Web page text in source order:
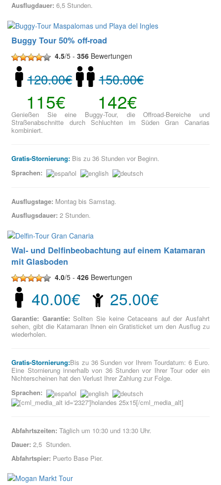
Ausflugdauer: 6,5 Stunden.
Buggy Tour 50% off-road
4.5/5 -356 Bewertungen
120.00€
115€
150.00€
142€
Genießen Sie eine Buggy-Tour, die Offroad-Bereiche und
Straßenabschnitte durch Schluchten im Süden Gran Canarias
kombiniert.
Gratis-Stornierung: Bis zu 36 Stunden vor Beginn.
Sprachen:
Ausflugstage: Montag bis Samstag.
Ausflugsdauer: 2 Stunden.
Wal- und Delfinbeobachtung auf einem Katamaran
mit Glasboden
4.0/5 -426 Bewertungen
40.00€ 25.00€
Garantie: Garantie: Sollten Sie keine Cetaceans auf der Ausfahrt
sehen, gibt die Katamaran Ihnen ein Gratisticket um den Ausflug zu
wiederholen.
Gratis-Stornierung:Bis zu 36 Sunden vor Ihrem Tourdatum: 6 Euro.
Eine Stornierung innerhalb von 36 Stunden vor Ihrer Tour oder ein
Nichterscheinen hat den Verlust Ihrer Zahlung zur Folge.
Sprachen:
Abfahrtszeiten:Täglich um 10:30 und 13:30 Uhr.
Dauer: 2,5 Stunden.
Abfahrtspier: Puerto Base Pier.